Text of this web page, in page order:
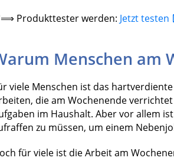
Produkttester werden: Jetzt testen
Menschen am
viele Menschen ist das
die am Wochenende
im Haushalt. Aber vor allem
zu müssen, um einem
für viele ist die Arbeit am